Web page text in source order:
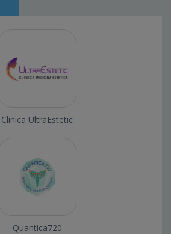
Clinica UltraEstetic
Quantica720